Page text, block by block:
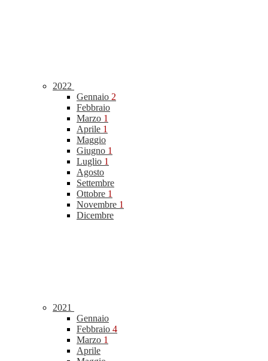
2022
Gennaio 2
Febbraio
Marzo 1
Aprile 1
Maggio
Giugno 1
Luglio 1
Agosto
Settembre
Ottobre 1
Novembre 1
Dicembre
2021
Gennaio
Febbraio 4
Marzo 1
Aprile